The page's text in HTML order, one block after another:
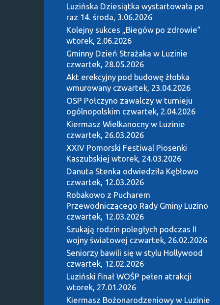
Luzińska Dziesiątka wystartowała po
raz 14. środa, 3.06.2026
Kolejny sukces „Biegów po zdrowie”
wtorek, 2.06.2026
Gminny Dzień Strażaka w Luzinie
czwartek, 28.05.2026
Akt erekcyjny pod budowę żłobka
wmurowany czwartek, 23.04.2026
OSP Połczyno zawalczy w turnieju
ogólnopolskim czwartek, 2.04.2026
Kiermasz Wielkanocny w Luzinie
czwartek, 26.03.2026
XXIV Pomorski Festiwal Piosenki
Kaszubskiej wtorek, 24.03.2026
Danuta Stenka odwiedziła Kębłowo
czwartek, 12.03.2026
Robakowo z Pucharem
Przewodniczącego Rady Gminy Luzino
czwartek, 12.03.2026
Szukają rodzin poległych podczas II
wojny światowej czwartek, 26.02.2026
Seniorzy bawili się w stylu Hollywood
czwartek, 12.02.2026
Luziński finał WOŚP pełen atrakcji
wtorek, 27.01.2026
Kiermasz Bożonarodzeniowy w Luzinie